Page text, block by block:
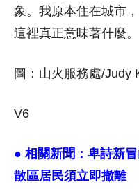
象。我原本住在城市
這裡真正意味著什麼。
圖：山火服務處/Judy
V6
● 相關新聞： 卑詩新
散區居民須立即撤離